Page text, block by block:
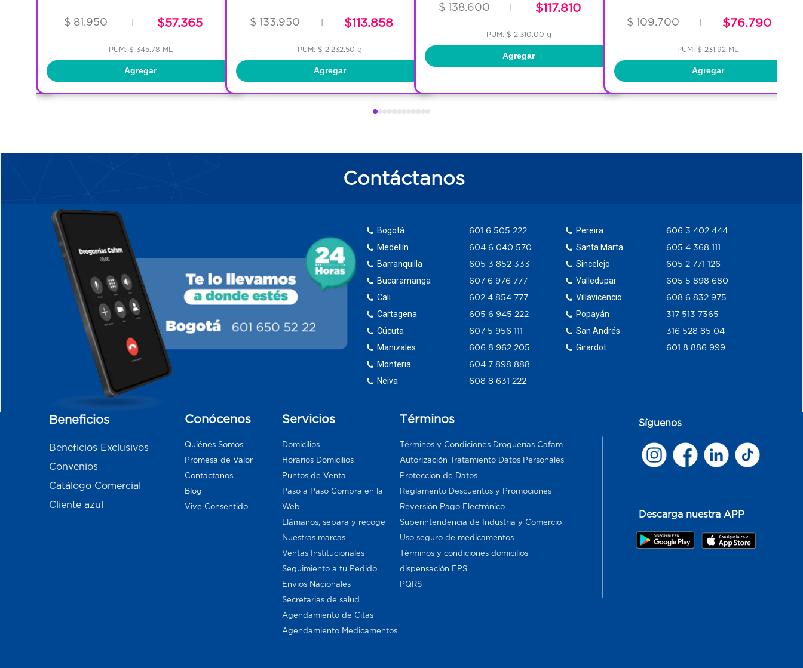
$ 81.950 $57.365
PUM: $ 345.78 ML
Agregar
$ 133.950 $113.858
PUM: $ 2,232.50 g
Agregar
$ 138.600 $117.810
PUM: $ 2,310.00 g
Agregar
$ 109.700 $76.790
PUM: $ 231.92 ML
Agregar
Contáctanos
Bogotá
Medellín
Barranquilla
Bucaramanga
Cali
Cartagena
Cúcuta
Manizales
Monteria
Neiva
601 6 505 222
604 6 040 570
605 3 852 333
607 6 976 777
602 4 854 777
605 6 945 222
607 5 956 111
606 8 962 205
604 7 898 888
608 8 631 222
Pereira
Santa Marta
Sincelejo
Valledupar
Villavicencio
Popayán
San Andrés
Girardot
606 3 402 444
605 4 368 111
605 2 771 126
605 5 898 680
608 6 832 975
317 513 7365
316 528 85 04
601 8 886 999
Beneficios
Beneficios Exclusivos
Convenios
Catálogo Comercial
Cliente azul
Conócenos
Quiénes Somos
Promesa de Valor
Contáctanos
Blog
Vive Consentido
Servicios
Domicilios
Horarios Domicilios
Puntos de Venta
Paso a Paso Compra en la
Web
Llámanos, separa y recoge
Nuestras marcas
Ventas Institucionales
Seguimiento a tu Pedido
Envios Nacionales
Secretarias de salud
Agendamiento de Citas
Agendamiento Medicamentos
Términos
Términos y Condiciones Droguerías Cafam
Autorización Tratamiento Datos Personales
Proteccion de Datos
Reglamento Descuentos y Promociones
Reversión Pago Electrónico
Superintendencia de Industria y Comercio
Uso seguro de medicamentos
Términos y condiciones domicilios
dispensación EPS
PQRS
Síguenos
Descarga nuestra APP